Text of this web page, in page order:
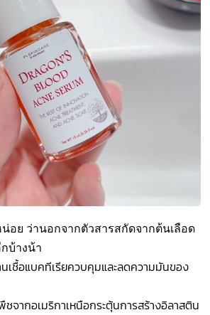
อย ว่านอกจากตัวสารสกัดจากต้นเลือด
บ้างน้า
เชื้อแบคทีเรียควบคุมและลดความมันของ
ชจากอเมริกาเหนือกระตุ้นการสร้างอิลาสติน